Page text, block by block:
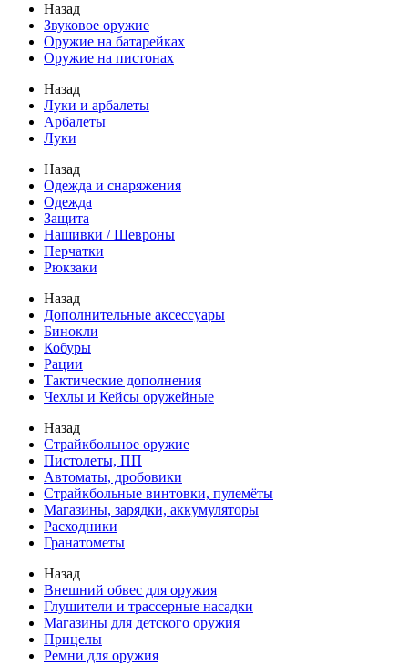
Назад
Звуковое оружие
Оружие на батарейках
Оружие на пистонах
Назад
Луки и арбалеты
Арбалеты
Луки
Назад
Одежда и снаряжения
Одежда
Защита
Нашивки / Шевроны
Перчатки
Рюкзаки
Назад
Дополнительные аксессуары
Бинокли
Кобуры
Рации
Тактические дополнения
Чехлы и Кейсы оружейные
Назад
Страйкбольное оружие
Пистолеты, ПП
Автоматы, дробовики
Страйкбольные винтовки, пулемёты
Магазины, зарядки, аккумуляторы
Расходники
Гранатометы
Назад
Внешний обвес для оружия
Глушители и трассерные насадки
Магазины для детского оружия
Прицелы
Ремни для оружия